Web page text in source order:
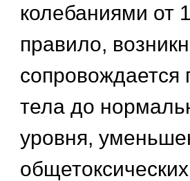
колебаниями от
правило,
тела до
уровня,